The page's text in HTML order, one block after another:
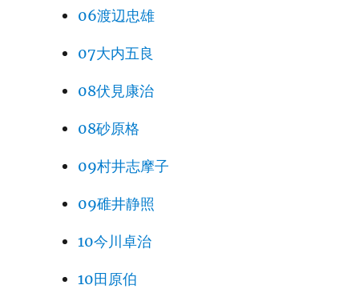
06渡辺忠雄
07大内五良
08伏見康治
08砂原格
09村井志摩子
09碓井静照
10今川卓治
10田原伯